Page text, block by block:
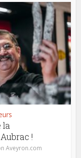
la
!
Aveyron.com